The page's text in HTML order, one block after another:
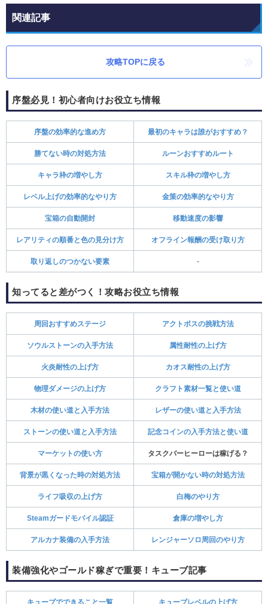
関連記事
攻略TOPに戻る
序盤必見！初心者向けお役立ち情報
序盤の効率的な進め方 最初のキャラは誰がおすすめ？
勝てない時の対処方法 ルーンおすすめルート
キャラ枠の増やし方 スキル枠の増やし方
レベル上げの効率的なやり方 金策の効率的なやり方
宝箱の自動開封 移動速度の影響
レアリティの順番と色の見分け方 オフライン報酬の受け取り方
取り返しのつかない要素 -
知ってると差がつく！攻略お役立ち情報
周回おすすめステージ アクトボスの挑戦方法
ソウルストーンの入手方法 属性耐性の上げ方
火炎耐性の上げ方 カオス耐性の上げ方
物理ダメージの上げ方 クラフト素材一覧と使い道
木材の使い道と入手方法 レザーの使い道と入手方法
ストーンの使い道と入手方法 記念コインの入手方法と使い道
マーケットの使い方 タスクバーヒーローは稼げる？
背景が黒くなった時の対処方法 宝箱が開かない時の対処方法
ライフ吸収の上げ方 白梅のやり方
Steamガードモバイル認証 倉庫の増やし方
アルカナ装備の入手方法 レンジャーソロ周回のやり方
装備強化やゴールド稼ぎで重要！キューブ記事
キューブでできること一覧 キューブレベルの上げ方